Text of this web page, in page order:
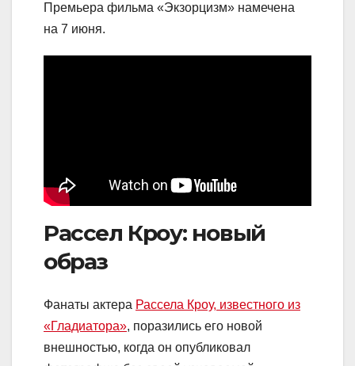
Премьера фильма «Экзорцизм» намечена
на 7 июня.
Рассел Кроу: новый
образ
Фанаты актера Рассела Кроу, известного из
«Гладиатора», поразились его новой
внешностью, когда он опубликовал